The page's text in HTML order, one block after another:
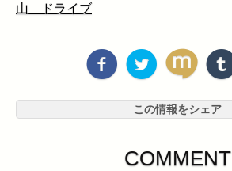
山 ドライブ
この情報をシェア
COMMENT